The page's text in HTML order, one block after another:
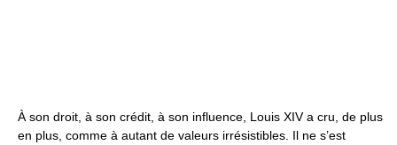
À son droit, à son crédit, à son influence, Louis XIV a cru, de plus
en plus, comme à autant de valeurs irrésistibles. Il ne s’est